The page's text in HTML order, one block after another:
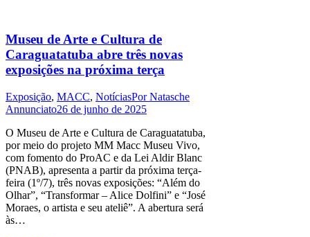
Museu de Arte e Cultura de
Caraguatatuba abre três novas
exposições na próxima terça
Exposição, MACC, NotíciasPorNatasche
Annunciato26 de junho de 2025
O Museu de Arte e Cultura de Caraguatatuba,
por meio do projeto MM Macc Museu Vivo,
com fomento do ProAC e da Lei Aldir Blanc
(PNAB), apresenta a partir da próxima terça-
feira (1º/7), três novas exposições: “Além do
Olhar”, “Transformar – Alice Dolfini” e “José
Moraes, o artista e seu ateliê”. A abertura será
às…